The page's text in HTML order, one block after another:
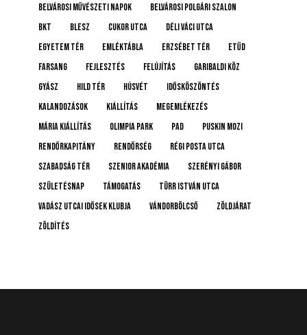
Belvárosi Művészeti Napok
Belvárosi Polgári Szalon
BKT
BLESZ Cukor utca
Déli Váci utca
Egyetem tér
emléktábla Erzsébet tér
etűd
farsang
fejlesztés felújítás
Garibaldi köz
gyász
Hild tér húsvét
idősköszöntés
Kalandozások
kiállítás
megemlékezés
Mária kiállítás
Olimpia Park pad
Puskin mozi
rendőrkapitány
rendőrség
Régi posta utca
Szabadság tér
Szenior Akadémia
Szerényi Gábor
születésnap
támogatás
Türr István utca
Vadász Utcai Idősek Klubja
Vándorbölcső
Zöldjárat
Zöldítés